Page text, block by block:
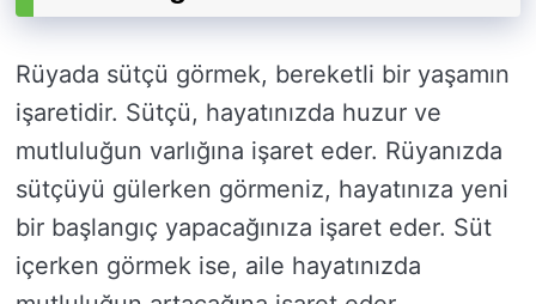
Rüyada sütçü görmek, bereketli bir yaşamın
işaretidir. Sütçü, hayatınızda huzur ve
mutluluğun varlığına işaret eder. Rüyanızda
sütçüyü gülerken görmeniz, hayatınıza yeni
bir başlangıç yapacağınıza işaret eder. Süt
içerken görmek ise, aile hayatınızda